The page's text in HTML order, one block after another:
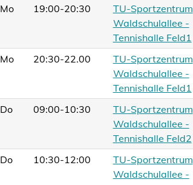
Mo 19:00-20:30
TU-Sportzentrum
Waldschulallee -
Tennishalle Feld1
Mo 20:30-22.00
TU-Sportzentrum
Waldschulallee -
Tennishalle Feld1
Do 09:00-10:30
TU-Sportzentrum
Waldschulallee -
Tennishalle Feld2
Do 10:30-12:00
TU-Sportzentrum
Waldschulallee -